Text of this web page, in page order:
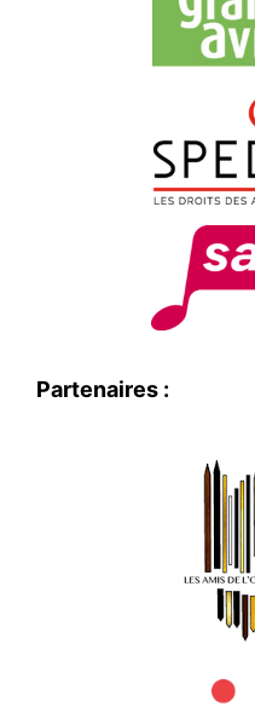
Partenaires :